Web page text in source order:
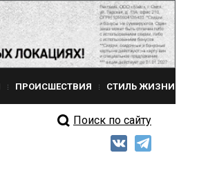
ПРОИСШЕСТВИЯ СТИЛЬ ЖИЗНИ
Поиск по сайту